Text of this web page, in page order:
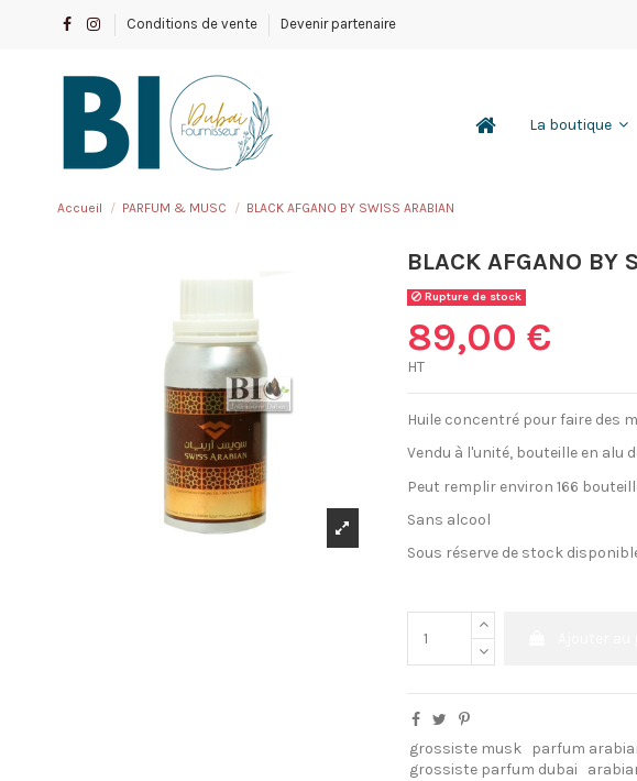
Conditions de vente Devenir partenaire
La boutique
Accueil PARFUM & MUSC BLACK AFGANO BY SWISS ARABIAN
BLACK AFGANO BY
Rupture de stock
89,00 €
HT
Huile concentré pour faire des
Vendu à l'unité, bouteille en alu
Peut remplir environ 166
Sans alcool
Sous réserve de stock
grossiste musk parfum
grossiste parfum dubai